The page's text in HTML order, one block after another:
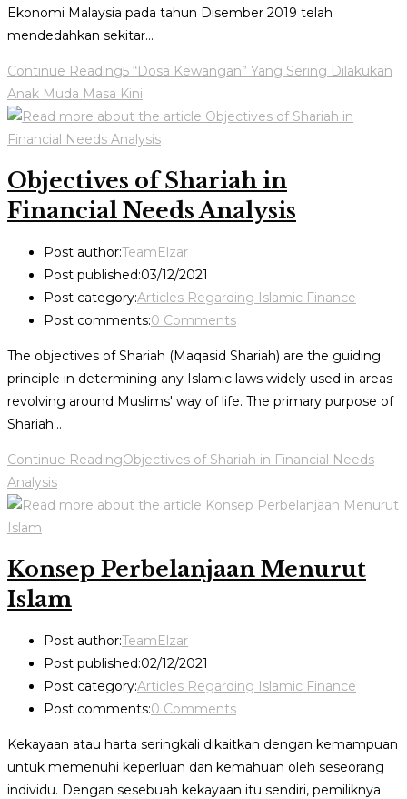
Ekonomi Malaysia pada tahun Disember 2019 telah
mendedahkan sekitar…
Continue Reading5 “Dosa Kewangan” Yang Sering Dilakukan
Anak Muda Masa Kini
Objectives of Shariah in
Financial Needs Analysis
Post author:TeamElzar
Post published:03/12/2021
Post category:Articles Regarding Islamic Finance
Post comments:0 Comments
The objectives of Shariah (Maqasid Shariah) are the guiding
principle in determining any Islamic laws widely used in areas
revolving around Muslims' way of life. The primary purpose of
Shariah…
Continue ReadingObjectives of Shariah in Financial Needs
Analysis
Konsep Perbelanjaan Menurut
Islam
Post author:TeamElzar
Post published:02/12/2021
Post category:Articles Regarding Islamic Finance
Post comments:0 Comments
Kekayaan atau harta seringkali dikaitkan dengan kemampuan
untuk memenuhi keperluan dan kemahuan oleh seseorang
individu. Dengan sesebuah kekayaan itu sendiri, pemiliknya